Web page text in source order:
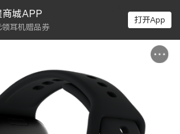
商城APP
耳机赠品券
打开App